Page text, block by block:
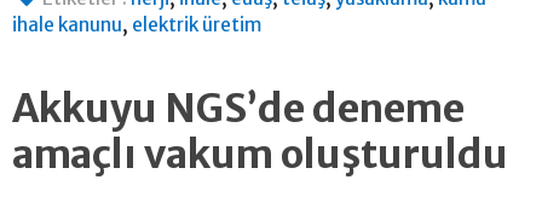
ihale kanunu, elektrik üretim
Akkuyu NGS’de deneme
amaçlı vakum oluşturuldu